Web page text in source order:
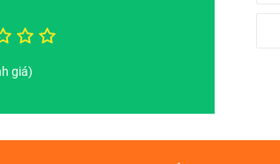
(2019) 4G - 128GB
bạn còn được tặng kèm các chương tình
giá)